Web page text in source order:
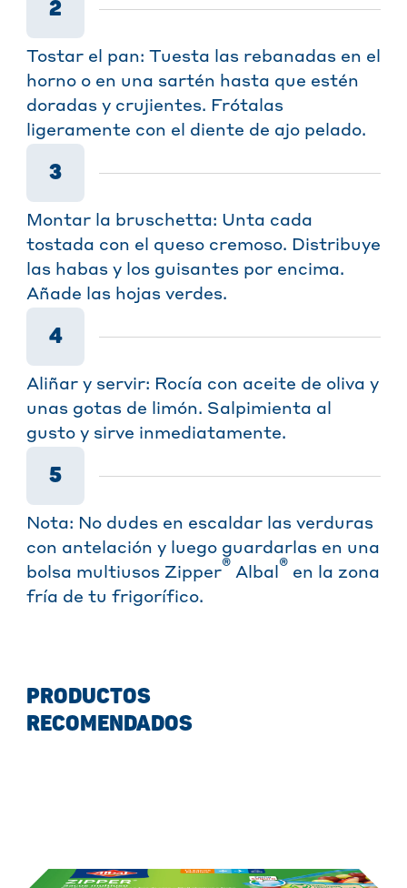
2
Tostar el pan: Tuesta las rebanadas en el
horno o en una sartén hasta que estén
doradas y crujientes. Frótalas
ligeramente con el diente de ajo pelado.
3
Montar la bruschetta: Unta cada
tostada con el queso cremoso. Distribuye
las habas y los guisantes por encima.
Añade las hojas verdes.
4
Aliñar y servir: Rocía con aceite de oliva y
unas gotas de limón. Salpimienta al
gusto y sirve inmediatamente.
5
Nota: No dudes en escaldar las verduras
con antelación y luego guardarlas en una
bolsa multiusos Zipper® Albal ® en la zona
fría de tu frigorífico.
PRODUCTOS
RECOMENDADOS